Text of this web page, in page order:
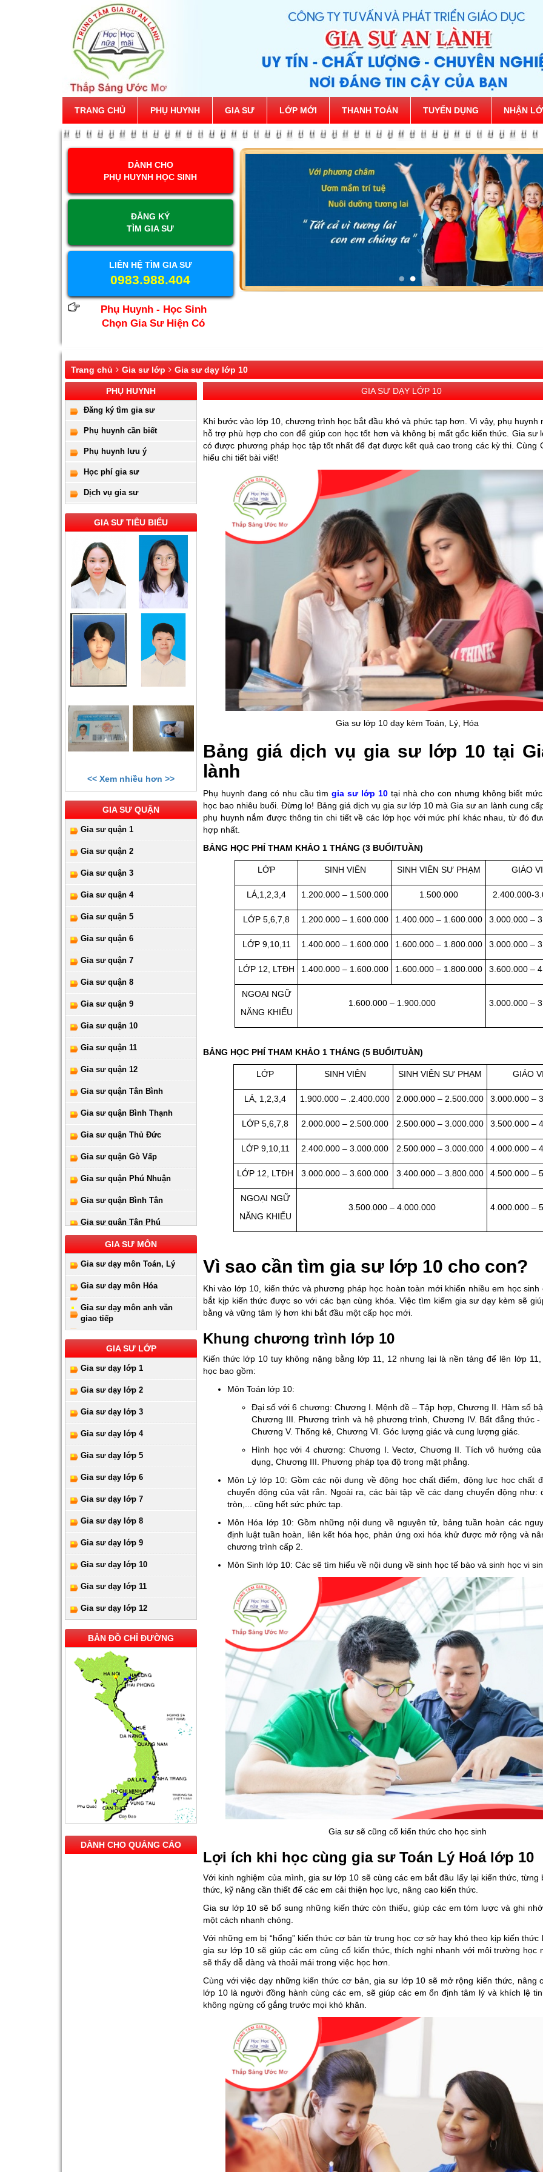
TRANG CHỦ PHỤ HUYNH GIA SƯ LỚP MỚI THANH TOÁN TUYỂN DỤNG NHẬN
DÀNH CHO
PHỤ HUYNH HỌC SINH
ĐĂNG KÝ
TÌM GIA SƯ
LIÊN HỆ TÌM GIA SƯ
0983.988.404
Phụ Huynh - Học Sinh
Chọn Gia Sư Hiện Có
Trang chủ Gia sư lớp Gia sư dạy lớp 10
PHỤ HUYNH
Đăng ký tìm gia sư
Phụ huynh cần biết
Phụ huynh lưu ý
Học phí gia sư
Dịch vụ gia sư
GIA SƯ TIÊU BIỂU
<< Xem nhiều hơn >>
GIA SƯ QUẬN
Gia sư quận 1
Gia sư quận 2
Gia sư quận 3
Gia sư quận 4
Gia sư quận 5
Gia sư quận 6
Gia sư quận 7
Gia sư quận 8
Gia sư quận 9
Gia sư quận 10
Gia sư quận 11
Gia sư quận 12
Gia sư quận Tân Bình
Gia sư quận Bình Thạnh
Gia sư quận Thủ Đức
Gia sư quận Gò Vấp
Gia sư quận Phú Nhuận
Gia sư quận Bình Tân
Gia sư quận Tân Phú
Gia sư huyện Hóc Môn
Gia sư huyện Cần Giờ
Gia sư huyên Bình Chánh
Gia sư huyện Nhà Bè
Gia sư huyện Củ Chi
GIA SƯ MÔN
Gia sư dạy môn Toán, Lý
Gia sư dạy môn Hóa
Gia sư dạy môn anh văn
giao tiếp
GIA SƯ LỚP
Gia sư dạy lớp 1
Gia sư dạy lớp 2
Gia sư dạy lớp 3
Gia sư dạy lớp 4
Gia sư dạy lớp 5
Gia sư dạy lớp 6
Gia sư dạy lớp 7
Gia sư dạy lớp 8
Gia sư dạy lớp 9
Gia sư dạy lớp 10
Gia sư dạy lớp 11
Gia sư dạy lớp 12
BẢN ĐỒ CHỈ ĐƯỜNG
DÀNH CHO QUẢNG CÁO
GIA SƯ DẠY LỚP 10
Khi bước vào lớp 10, chương trình học bắt đầu khó và phức tạp hơn. Vì vậy, phụ huynh
hỗ trợ phù hợp cho con để giúp con học tốt hơn và không bị mất gốc kiến thức. Gia sư
có được phương pháp học tập tốt nhất để đạt được kết quả cao trong các kỳ thi. Cùng
hiểu chi tiết bài viết!
Gia sư lớp 10 dạy kèm Toán, Lý, Hóa
Bảng giá dịch vụ gia sư lớp 10 tại
lành
Phụ huynh đang có nhu cầu tìmgia sư lớp 10 tại nhà cho con nhưng không biết
học bao nhiêu buổi. Đừng lo! Bảng giá dịch vụ gia sư lớp 10 mà Gia sư an lành cung
phụ huynh nắm được thông tin chi tiết về các lớp học với mức phí khác nhau, từ đó
hợp nhất.
BẢNG HỌC PHÍ THAM KHẢO 1 THÁNG (3 BUỔI/TUẦN)
LỚP SINH VIÊN SINH VIÊN SƯ PHẠM GIÁO
LÁ,1,2,3,4 1.200.000 – 1.500.000 1.500.000 2.400.000-
LỚP 5,6,7,8 1.200.000 – 1.600.000 1.400.000 – 1.600.000 3.000.000 –
LỚP 9,10,11 1.400.000 – 1.600.000 1.600.000 – 1.800.000 3.000.000 –
LỚP 12, LTĐH 1.400.000 – 1.600.000 1.600.000 – 1.800.000 3.600.000 –
NGOẠI NGỮ
NĂNG KHIẾU
1.600.000 – 1.900.000 3.000.000 –
BẢNG HỌC PHÍ THAM KHẢO 1 THÁNG (5 BUỔI/TUẦN)
LỚP SINH VIÊN SINH VIÊN SƯ PHẠM GIÁO
LÁ, 1,2,3,4 1.900.000 – .2.400.000 2.000.000 – 2.500.000 3.000.000 –
LỚP 5,6,7,8 2.000.000 – 2.500.000 2.500.000 – 3.000.000 3.500.000 –
LỚP 9,10,11 2.400.000 – 3.000.000 2.500.000 – 3.000.000 4.000.000 –
LỚP 12, LTĐH 3.000.000 – 3.600.000 3.400.000 – 3.800.000 4.500.000 –
NGOẠI NGỮ
NĂNG KHIẾU
3.500.000 – 4.000.000 4.000.000 –
Vì sao cần tìm gia sư lớp 10 cho con?
Khi vào lớp 10, kiến thức và phương pháp học hoàn toàn mới khiến nhiều em học
bắt kịp kiến thức được so với các bạn cùng khóa. Việc tìm kiếm gia sư dạy kèm sẽ
bằng và vững tâm lý hơn khi bắt đầu một cấp học mới.
Khung chương trình lớp 10
Kiến thức lớp 10 tuy không nặng bằng lớp 11, 12 nhưng lại là nền tảng để lên lớp
học bao gồm:
Môn Toán lớp 10:
Đại số với 6 chương: Chương I. Mệnh đề – Tập hợp, Chương II. Hàm số
Chương III. Phương trình và hệ phương trình, Chương IV. Bất đẳng thức -
Chương V. Thống kê, Chương VI. Góc lượng giác và cung lượng giác.
Hình học với 4 chương: Chương I. Vectơ, Chương II. Tích vô hướng
dụng, Chương III. Phương pháp tọa độ trong mặt phẳng.
Môn Lý lớp 10: Gồm các nội dung về động học chất điểm, động lực học chất
chuyển động của vật rắn. Ngoài ra, các bài tập về các dạng chuyển động như:
tròn,... cũng hết sức phức tạp.
Môn Hóa lớp 10: Gồm những nội dung về nguyên tử, bảng tuần hoàn các
định luật tuần hoàn, liên kết hóa học, phản ứng oxi hóa khử được mở rộng và
chương trình cấp 2.
Môn Sinh lớp 10: Các sẽ tìm hiểu về nội dung về sinh học tế bào và sinh học vi
Gia sư sẽ cũng cố kiến thức cho học sinh
Lợi ích khi học cùng gia sư Toán Lý Hoá lớp 10
Với kinh nghiệm của mình, gia sư lớp 10 sẽ cùng các em bắt đầu lấy lại kiến thức, từng
thức, kỹ năng cần thiết để các em cải thiện học lực, nâng cao kiến thức.
Gia sư lớp 10 sẽ bổ sung những kiến thức còn thiếu, giúp các em tóm lược và ghi
một cách nhanh chóng.
Với những em bị “hổng” kiến thức cơ bản từ trung học cơ sở hay khó theo kịp kiến thức
gia sư lớp 10 sẽ giúp các em củng cố kiến thức, thích nghi nhanh với môi trường học
sẽ thấy dễ dàng và thoải mái trong việc học hơn.
Cùng với việc dạy những kiến thức cơ bản, gia sư lớp 10 sẽ mở rộng kiến thức, nâng
lớp 10 là người đồng hành cùng các em, sẽ giúp các em ổn định tâm lý và khích lệ
không ngừng cố gắng trước mọi khó khăn.